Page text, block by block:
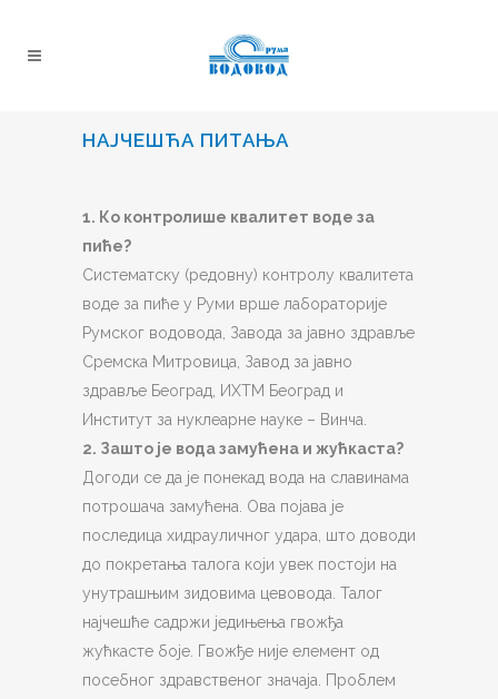
НАЈЧЕШЋА ПИТАЊА
1. Ко контролише квалитет воде за
пиће?
Систематску (редовну) контролу квалитета
воде за пиће у Руми врше лабораторијe
Румског водовода, Завода за јавно здравље
Сремска Митровица, Завод за јавно
здравље Београд, ИХТМ Београд и
Институт за нуклеарне науке – Винча.
2. Зашто је вода замућена и жућкаста?
Догоди се да је понекад вода на славинама
потрошача замућена. Ова појава је
последица хидрауличног удара, што доводи
до покретања талога који увек постоји на
унутрашњим зидовима цевовода. Талог
најчешће садржи једињења гвожђа
жућкасте боје. Гвожђе није елемент од
посебног здравственог значаја. Проблем